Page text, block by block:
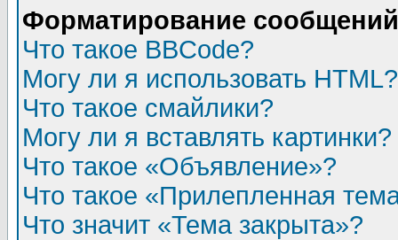
Форматирование
Что такое BBCode?
Могу ли я использовать HTML?
Что такое смайлики?
Могу ли я вставлять картинки?
Что такое «Объявление»?
Что такое «Прилепленная
Что значит «Тема закрыта»?